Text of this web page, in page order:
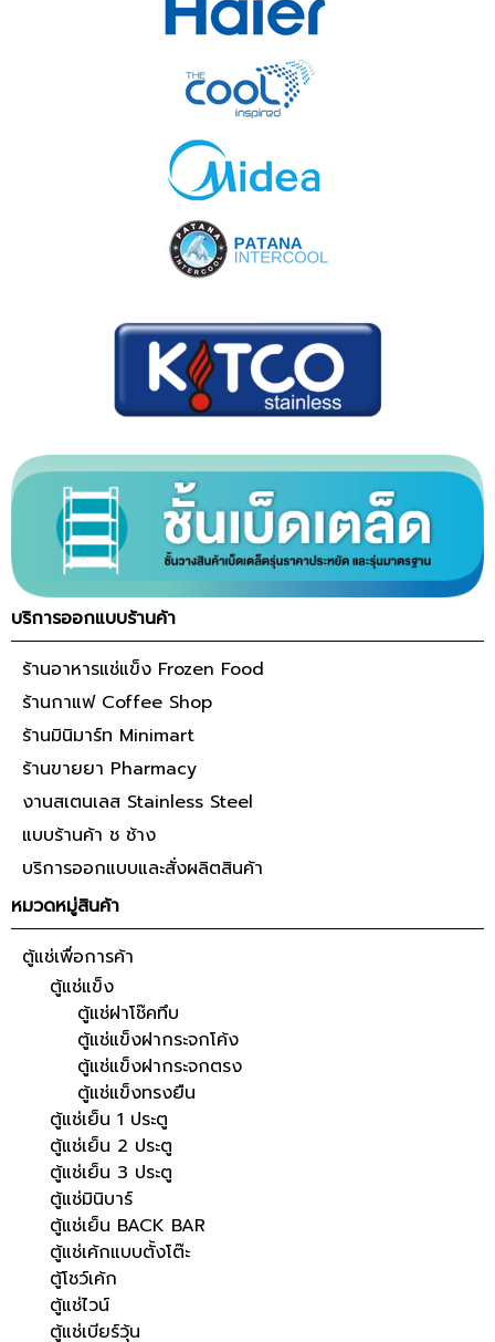
บริการออกแบบร้านค้า
ร้านอาหารแช่แข็ง Frozen Food
ร้านกาแฟ Coffee Shop
ร้านมินิมาร์ท Minimart
ร้านขายยา Pharmacy
งานสเตนเลส Stainless Steel
แบบร้านค้า ช ช้าง
บริการออกแบบและสั่งผลิตสินค้า
หมวดหมู่สินค้า
ตู้แช่เพื่อการค้า
ตู้แช่แข็ง
ตู้แช่ฝาโช๊คทึบ
ตู้แช่แข็งฝากระจกโค้ง
ตู้แช่แข็งฝากระจกตรง
ตู้แช่แข็งทรงยืน
ตู้แช่เย็น 1 ประตู
ตู้แช่เย็น 2 ประตู
ตู้แช่เย็น 3 ประตู
ตู้แช่มินิบาร์
ตู้แช่เย็น BACK BAR
ตู้แช่เค้กแบบตั้งโต๊ะ
ตู้โชว์เค้ก
ตู้แช่ไวน์
ตู้แช่เบียร์วุ้น